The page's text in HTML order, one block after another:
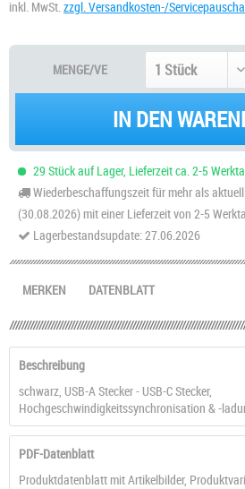
inkl. MwSt. zzgl. Versandkosten-/
MENGE/VE
IN DEN
29 Stück auf Lager, Lieferzeit ca. 2-5
Wiederbeschaffungszeit für mehr als
(30.08.2026) mit einer Lieferzeit von 2-5
Lagerbestandsupdate: 27.06.2026
DATENBLATT
MERKEN
Beschreibung
schwarz, USB-A Stecker - USB-C Stecker,
Hochgeschwindigkeitssynchronisation & -
PDF-Datenblatt
Produktdatenblatt mit Artikelbilder,